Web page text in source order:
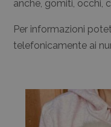
anche, gomiti, occhi,
Per informazioni
telefonicamente ai